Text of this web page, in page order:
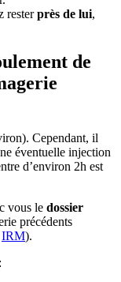
resterprès de lui,
de
Cependant, il
éventuelle injection
d’environ 2h est
vous le dossier
précédents
IRM).